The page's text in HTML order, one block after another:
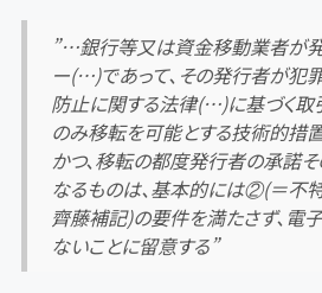
”…銀行等又は資金移動業者が
ー(…)であって、その発行者が犯
防止に関する法律(…)に基づく取
のみ移転を可能とする技術的措
かつ、移転の都度発行者の承諾
なるものは、基本的には②(＝不
齊藤補記)の要件を満たさず、電
ないことに留意する”